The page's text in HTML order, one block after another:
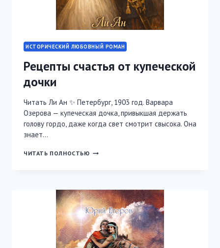
ИСТОРИЧЕСКИЙ ЛЮБОВНЫЙ РОМАН
Рецепты счастья от купеческой
дочки
Читать Ли Ан ✨ Петербург, 1903 год. Варвара
Озерова — купеческая дочка, привыкшая держать
голову гордо, даже когда свет смотрит свысока. Она
знает…
ЧИТАТЬ ПОЛНОСТЬЮ РЕЦЕПТЫ